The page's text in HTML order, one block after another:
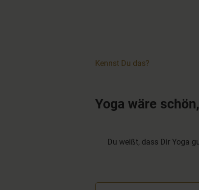
Kennst Du das?
Yoga wäre
Du weißt, dass Dir Yoga